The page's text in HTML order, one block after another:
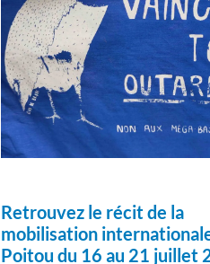
Retrouvez le récit de la
mobilisation
Poitou du 16 au 21 juillet